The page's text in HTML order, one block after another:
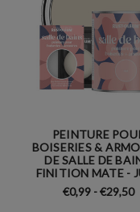
PEINTURE
BOISERIES &
DE SALLE DE
FINITION MATE -
€0,99 - €29,50